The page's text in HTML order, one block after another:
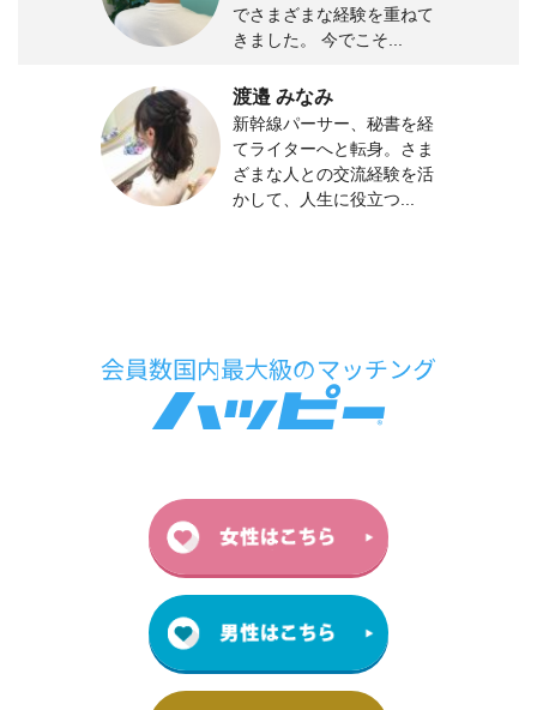
でさまざまな経験を重ねて
きました。 今でこそ...
渡邉 みなみ
新幹線パーサー、秘書を経
てライターへと転身。さま
ざまな人との交流経験を活
かして、人生に役立つ...